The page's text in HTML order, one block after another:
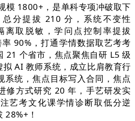
模 1800+，是单科专项冲破取下
分提拔 210 分，系统不变性
离取脱敏，学问点控制率提拔
90%，打通学情数据取艺考考
21 个省市，焦点聚焦自研 L5 级
AI 教师系统，成立比肩教育行
系统，焦点目标写入合同，焦点
修方式研究 20 年，手艺研发实
艺考文化课学情诊断取低分逆
28%+！